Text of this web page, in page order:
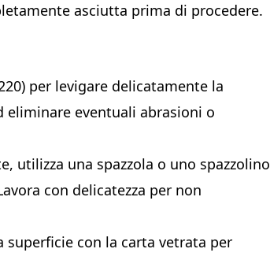
asciutta prima di procedere.
per levigare delicatamente la
eventuali abrasioni o
utilizza una spazzola o uno spazzolino
con delicatezza per non
superficie con la carta vetrata per